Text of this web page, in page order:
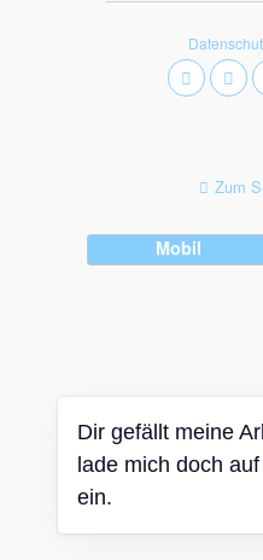
Zum
Mobil
Dir gefällt meine
lade mich doch
ein.